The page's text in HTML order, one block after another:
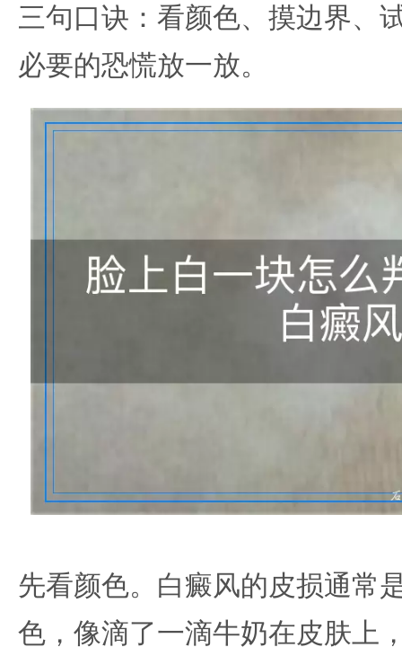
三句口诀：看颜色、摸边界、
必要的恐慌放一放。
先看颜色。白癜风的皮损通常
色，像滴了一滴牛奶在皮肤上